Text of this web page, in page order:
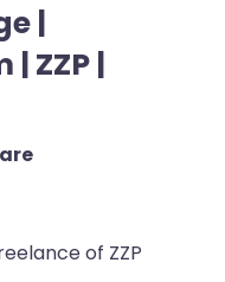
|
ZZP |
of ZZP